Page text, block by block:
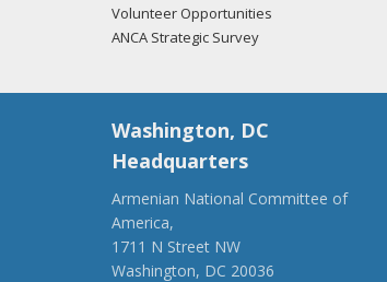
Volunteer Opportunities
ANCA Strategic Survey
Washington, DC
Headquarters
Armenian National Committee of
America,
1711 N Street NW
Washington, DC 20036